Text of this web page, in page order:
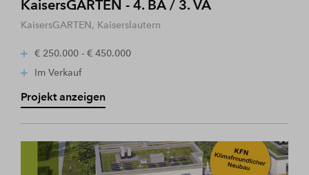
KaisersGARTEN - 4. BA / 3. VA
KaisersGARTEN, Kaiserslautern
€ 250.000 - € 450.000
Im Verkauf
Projekt anzeigen